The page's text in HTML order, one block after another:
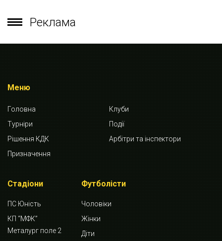
Реклама
Меню
Головна
Клуби
Турніри
Події
Рішення КДК
Арбітри та інспектори
Призначення
Стадіони
ПС Юність
КП “МФК”
Металург поле 2
Футболісти
Чоловіки
Жінки
Діти